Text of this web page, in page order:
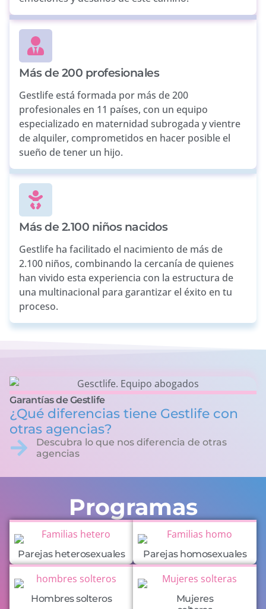
Más de 200 profesionales
Gestlife está formada por más de 200
profesionales en 11 países, con un equipo
especializado en maternidad subrogada y vientre
de alquiler, comprometidos en hacer posible el
sueño de tener un hijo.
Más de 2.100 niños nacidos
Gestlife ha facilitado el nacimiento de más de
2.100 niños, combinando la cercanía de quienes
han vivido esta experiencia con la estructura de
una multinacional para garantizar el éxito en tu
proceso.
Garantías de Gestlife
¿Qué diferencias tiene Gestlife con
otras agencias?
Descubra lo que nos diferencia de otras
agencias
Programas
Parejas heterosexuales Parejas homosexuales
Hombres solteros
Mujeres